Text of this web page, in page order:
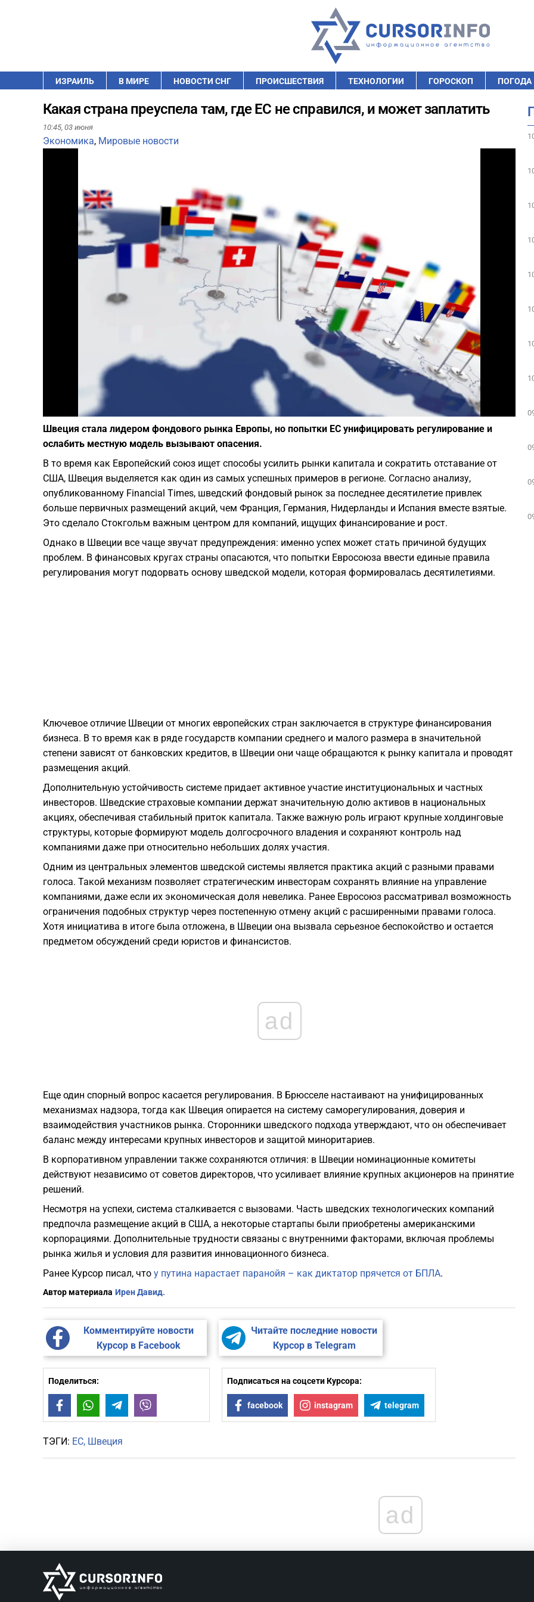
ИЗРАИЛЬ В МИРЕ НОВОСТИ СНГ ПРОИСШЕСТВИЯ ТЕХНОЛОГИИ ГОРОСКОП ПОГОДА
Какая страна преуспела там, где ЕС не справился, и может заплатить
10:45, 03 июня
Экономика, Мировые новости
Play
Фото: Depositphotos
Швеция стала лидером фондового рынка Европы, но попытки ЕС унифицировать регулирование и
ослабить местную модель вызывают опасения.
В то время как Европейский союз ищет способы усилить рынки капитала и сократить отставание от
США, Швеция выделяется как один из самых успешных примеров в регионе. Согласно анализу,
опубликованному Financial Times, шведский фондовый рынок за последнее десятилетие привлек
больше первичных размещений акций, чем Франция, Германия, Нидерланды и Испания вместе взятые.
Это сделало Стокгольм важным центром для компаний, ищущих финансирование и рост.
Однако в Швеции все чаще звучат предупреждения: именно успех может стать причиной будущих
проблем. В финансовых кругах страны опасаются, что попытки Евросоюза ввести единые правила
регулирования могут подорвать основу шведской модели, которая формировалась десятилетиями.
Ключевое отличие Швеции от многих европейских стран заключается в структуре финансирования
бизнеса. В то время как в ряде государств компании среднего и малого размера в значительной
степени зависят от банковских кредитов, в Швеции они чаще обращаются к рынку капитала и проводят
размещения акций.
Дополнительную устойчивость системе придает активное участие институциональных и частных
инвесторов. Шведские страховые компании держат значительную долю активов в национальных
акциях, обеспечивая стабильный приток капитала. Также важную роль играют крупные холдинговые
структуры, которые формируют модель долгосрочного владения и сохраняют контроль над
компаниями даже при относительно небольших долях участия.
Одним из центральных элементов шведской системы является практика акций с разными правами
голоса. Такой механизм позволяет стратегическим инвесторам сохранять влияние на управление
компаниями, даже если их экономическая доля невелика. Ранее Евросоюз рассматривал возможность
ограничения подобных структур через постепенную отмену акций с расширенными правами голоса.
Хотя инициатива в итоге была отложена, в Швеции она вызвала серьезное беспокойство и остается
предметом обсуждений среди юристов и финансистов.
ad
Еще один спорный вопрос касается регулирования. В Брюсселе настаивают на унифицированных
механизмах надзора, тогда как Швеция опирается на систему саморегулирования, доверия и
взаимодействия участников рынка. Сторонники шведского подхода утверждают, что он обеспечивает
баланс между интересами крупных инвесторов и защитой миноритариев.
В корпоративном управлении также сохраняются отличия: в Швеции номинационные комитеты
действуют независимо от советов директоров, что усиливает влияние крупных акционеров на принятие
решений.
Несмотря на успехи, система сталкивается с вызовами. Часть шведских технологических компаний
предпочла размещение акций в США, а некоторые стартапы были приобретены американскими
корпорациями. Дополнительные трудности связаны с внутренними факторами, включая проблемы
рынка жилья и условия для развития инновационного бизнеса.
Ранее Курсор писал, что у путина нарастает паранойя – как диктатор прячется от БПЛА.
Автор материала Ирен Давид.
Комментируйте новости
Курсор в Facebook
Читайте последние новости
Курсор в Telegram
Поделиться:
FacebookWhatsAppTelegram
Подписаться на соцсети Курсора:
facebook instagram telegram
ТЭГИ: ЕС Швеция
ad